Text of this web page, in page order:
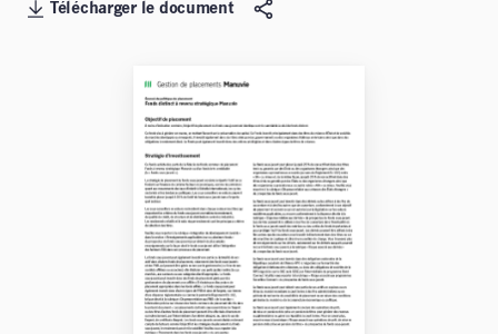
Télécharger le document